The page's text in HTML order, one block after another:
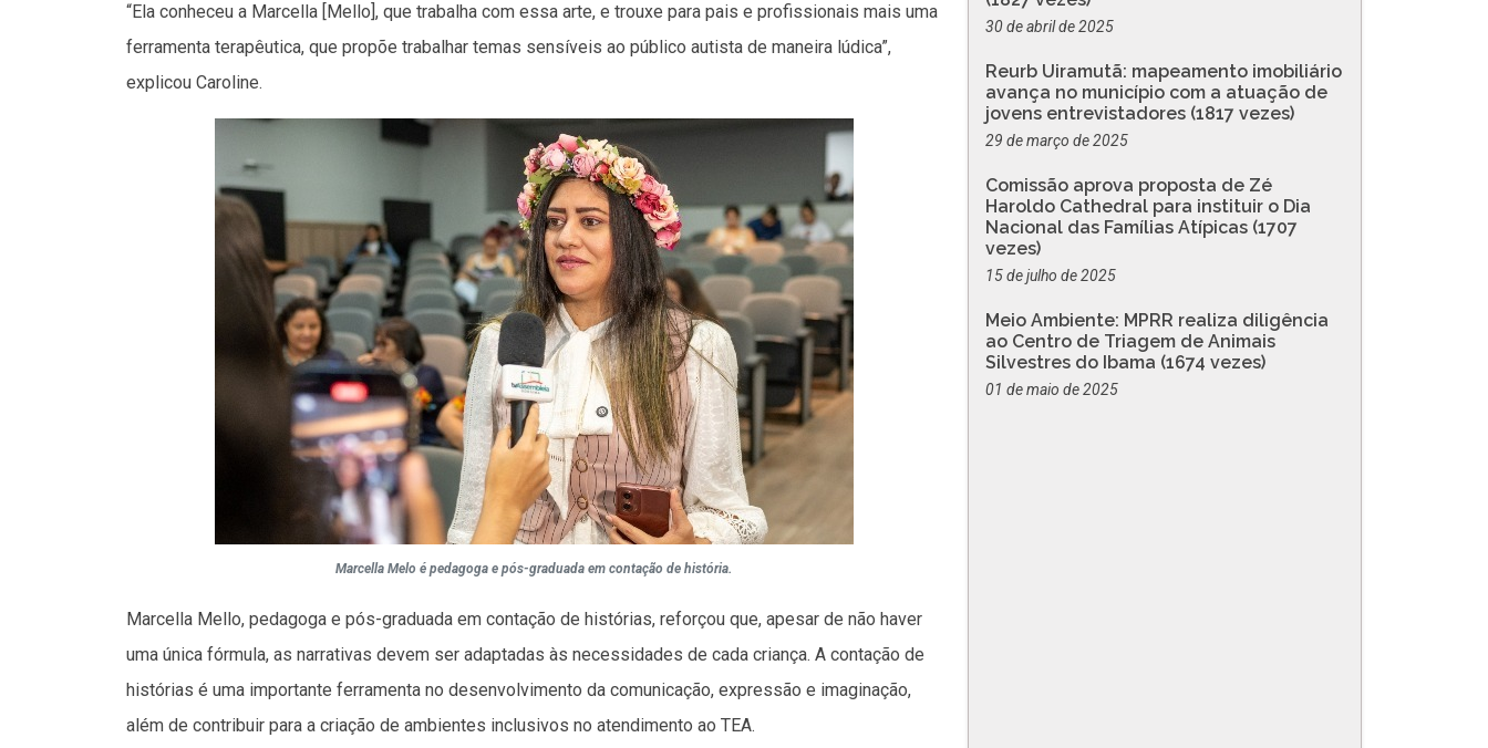
“Ela conheceu a Marcella [Mello], que trabalha com essa arte, e trouxe para pais e profissionais mais uma
ferramenta terapêutica, que propõe trabalhar temas sensíveis ao público autista de maneira lúdica”,
explicou Caroline.
Marcella Melo é pedagoga e pós-graduada em contação de história.
Marcella Mello, pedagoga e pós-graduada em contação de histórias, reforçou que, apesar de não haver
uma única fórmula, as narrativas devem ser adaptadas às necessidades de cada criança. A contação de
histórias é uma importante ferramenta no desenvolvimento da comunicação, expressão e imaginação,
além de contribuir para a criação de ambientes inclusivos no atendimento ao TEA.
30 de abril de 2025
Reurb Uiramutã: mapeamento imobiliário
avança no município com a atuação de
jovens entrevistadores (1817 vezes)
29 de março de 2025
Comissão aprova proposta de Zé
Haroldo Cathedral para instituir o Dia
Nacional das Famílias Atípicas (1707
vezes)
15 de julho de 2025
Meio Ambiente: MPRR realiza diligência
ao Centro de Triagem de Animais
Silvestres do Ibama (1674 vezes)
01 de maio de 2025